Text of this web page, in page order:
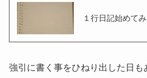
１行日記始めて
強引に書く事をひねり出した日も